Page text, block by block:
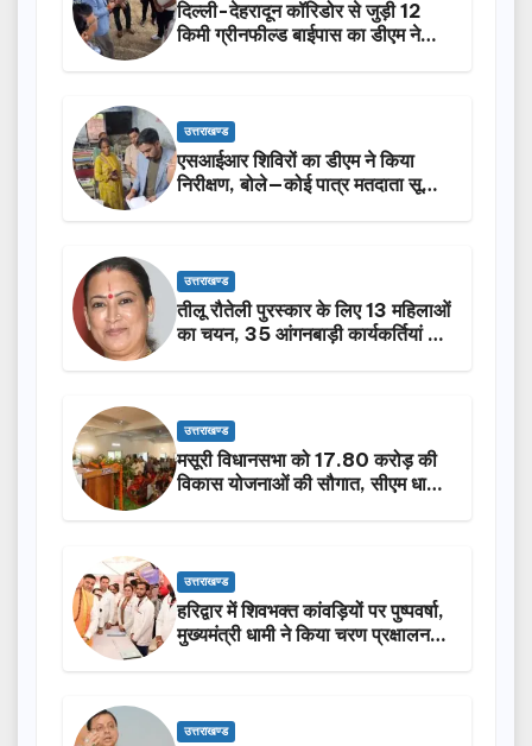
दिल्ली-देहरादून कॉरिडोर से जुड़ी 12
किमी ग्रीनफील्ड बाईपास का डीएम ने
उत्तराखण्ड
एसआईआर शिविरों का डीएम ने किया
निरीक्षण, बोले—कोई पात्र मतदाता सूची
उत्तराखण्ड
तीलू रौतेली पुरस्कार के लिए 13 महिलाओं
का चयन, 35 आंगनबाड़ी कार्यकर्तियां भी
उत्तराखण्ड
मसूरी विधानसभा को 17.80 करोड़ की
विकास योजनाओं की सौगात, सीएम धामी
उत्तराखण्ड
हरिद्वार में शिवभक्त कांवड़ियों पर पुष्पवर्षा,
मुख्यमंत्री धामी ने किया चरण प्रक्षालन…
उत्तराखण्ड